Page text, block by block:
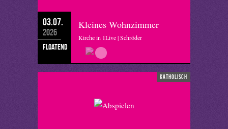
03.07.
2026
floatend
Kleines Wohnzimmer
Kirche in 1Live | Schröder
katholisch